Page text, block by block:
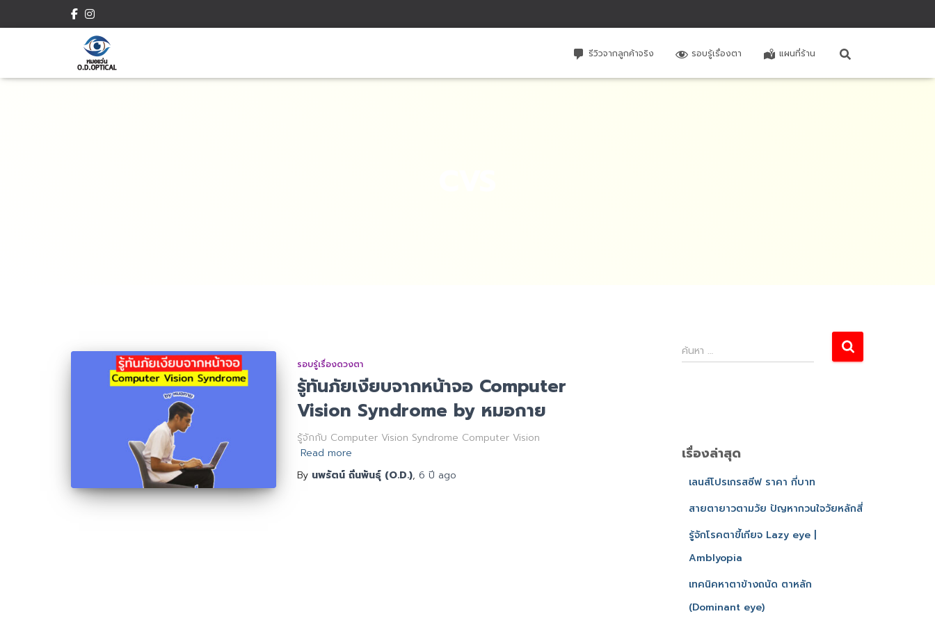
รีวิวจากลูกค้าจริง รอบรู้เรื่องตา แผนที่ร้าน
รอบรู้เรื่องดวงตา
รู้ทันภัยเงียบจากหน้าจอ Computer
Vision Syndrome by หมอกาย
รู้จักกับ Computer Vision Syndrome Computer Vision
Read more
By นพรัตน์ ถิ่นพันธุ์ (O.D.), 6 ปี ago
ค้นหา …
เรื่องล่าสุด
เลนส์โปรเกรสซีฟ ราคา กี่บาท
สายตายาวตามวัย ปัญหากวนใจวัยหลักสี่
รู้จักโรคตาขี้เกียจ Lazy eye |
Amblyopia
เทคนิคหาตาข้างถนัด ตาหลัก
(Dominant eye)